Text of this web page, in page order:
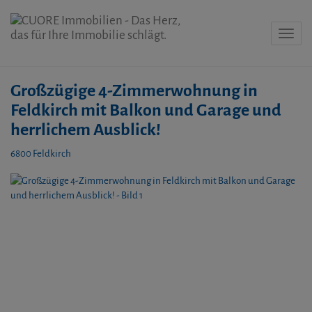
Großzügige 4-Zimmerwohnung in
Feldkirch mit Balkon und Garage und
herrlichem Ausblick!
6800 Feldkirch